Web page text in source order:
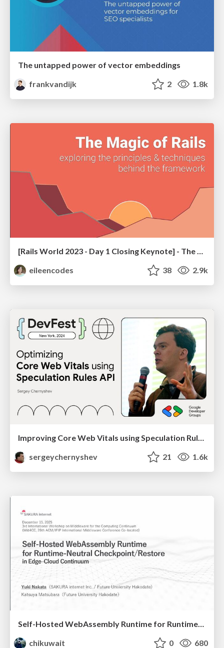
The untapped power of vector embeddings
frankvandijk
2 1.8k
[Rails World 2023 - Day 1 Closing Keynote] - The Magic of Rails
eileencodes
38 2.9k
sergeychernyshev
21 1.6k
Self-Hosted WebAssembly Runtime for Runtime-Neutral Checkpoint/Restore in Edge–Cloud Continuum
chikuwait
0 680